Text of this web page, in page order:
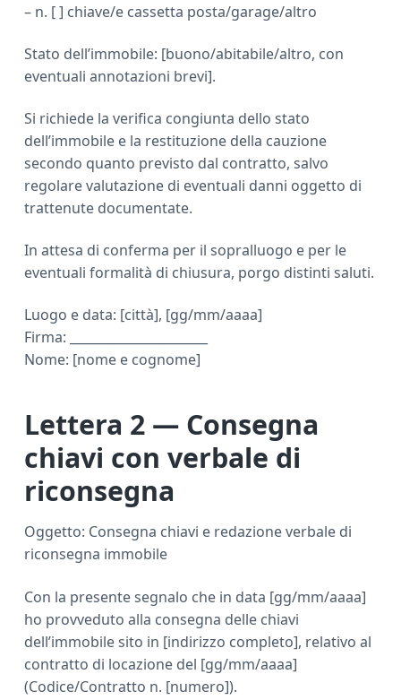
– n. [ ] chiave/e cassetta posta/garage/altro
Stato dell’immobile: [buono/abitabile/altro, con
eventuali annotazioni brevi].
Si richiede la verifica congiunta dello stato
dell’immobile e la restituzione della cauzione
secondo quanto previsto dal contratto, salvo
regolare valutazione di eventuali danni oggetto di
trattenute documentate.
In attesa di conferma per il sopralluogo e per le
eventuali formalità di chiusura, porgo distinti saluti.
Luogo e data: [città], [gg/mm/aaaa]
Firma: ______________________
Nome: [nome e cognome]
Lettera 2 — Consegna
chiavi con verbale di
riconsegna
Oggetto: Consegna chiavi e redazione verbale di
riconsegna immobile
Con la presente segnalo che in data [gg/mm/aaaa]
ho provveduto alla consegna delle chiavi
dell’immobile sito in [indirizzo completo], relativo al
contratto di locazione del [gg/mm/aaaa]
(Codice/Contratto n. [numero]).